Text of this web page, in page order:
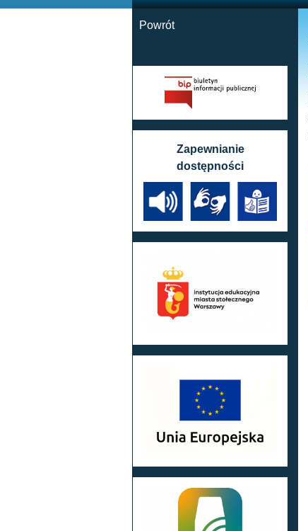
Powrót
Zapewnianie
dostępności